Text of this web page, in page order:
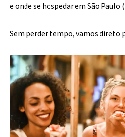
e onde se hospedar em São Paulo
Sem perder tempo, vamos direto